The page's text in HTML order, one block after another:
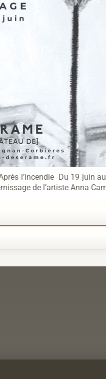
l’incendie Du 19 juin
de l’artiste Anna